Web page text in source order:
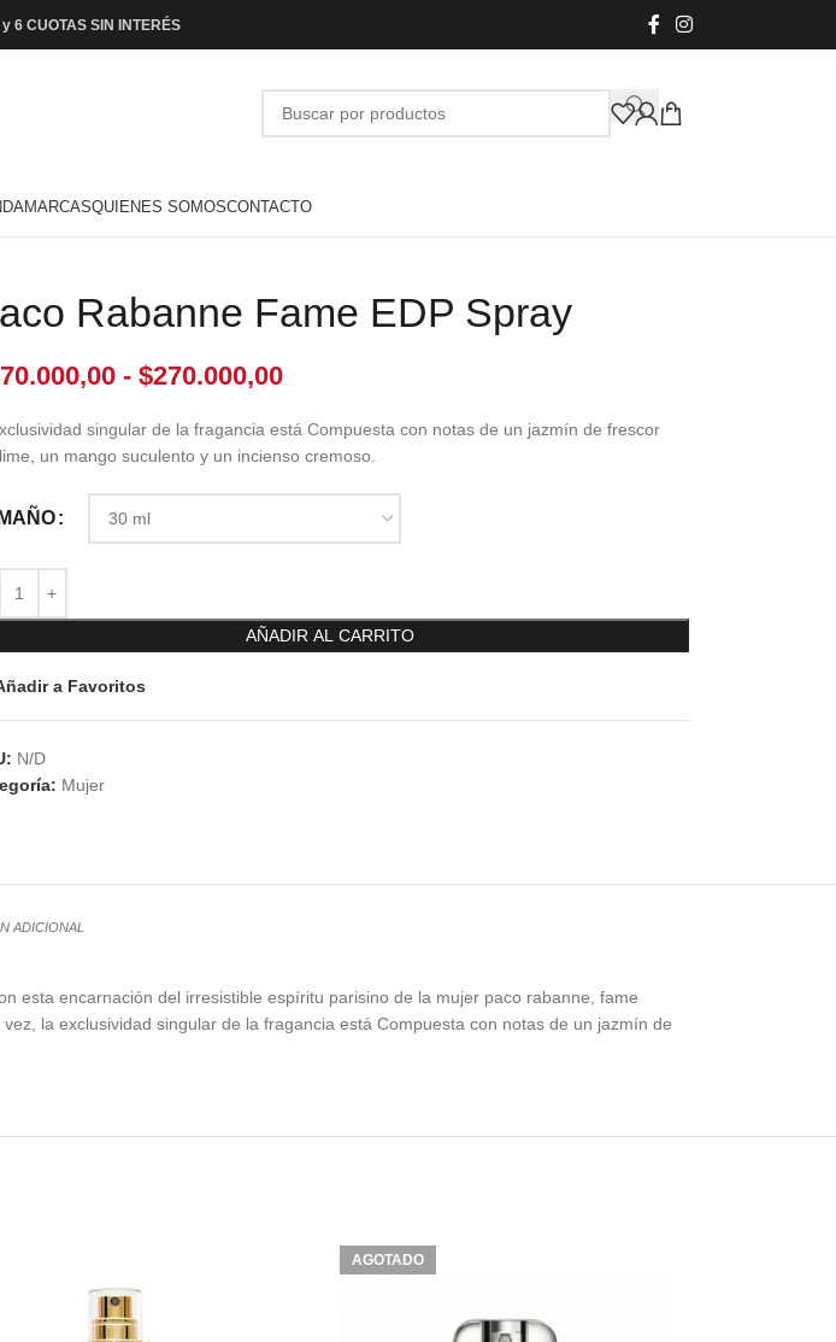
6 CUOTAS SIN INTERÉS
MARCASQUIENES SOMOSCONTACTO
Rabanne Fame EDP Spray
- $270.000,00
singular de la fragancia está Compuesta con notas de un jazmín de frescor
un mango suculento y un incienso cremoso.
AÑADIR AL CARRITO
a Favoritos
N/D
Mujer
ADICIONAL
esta encarnación del irresistible espíritu parisino de la mujer paco rabanne, fame
la exclusividad singular de la fragancia está Compuesta con notas de un jazmín de
AGOTADO